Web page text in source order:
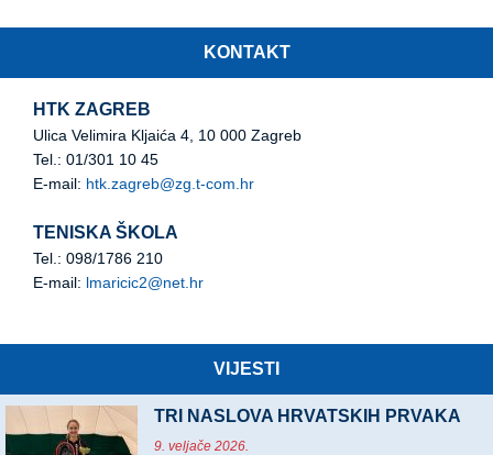
KONTAKT
HTK ZAGREB
Ulica Velimira Kljaića 4, 10 000 Zagreb
Tel.: 01/301 10 45
E-mail: htk.zagreb@zg.t-com.hr
TENISKA ŠKOLA
Tel.: 098/1786 210
E-mail: lmaricic2@net.hr
VIJESTI
TRI NASLOVA HRVATSKIH PRVAKA
9. veljače 2026.